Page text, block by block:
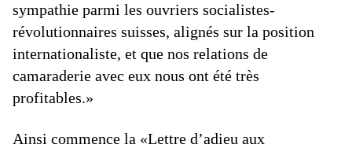
sympathie parmi les ouvriers socialistes-
révolutionnaires suisses, alignés sur la position
internationaliste, et que nos relations de
camaraderie avec eux nous ont été très
profitables.»
Ainsi commence la «Lettre d’adieu aux